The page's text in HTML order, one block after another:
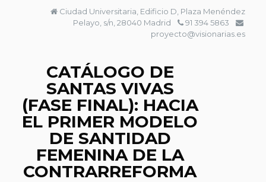
Ciudad Universitaria, Edificio D, Plaza Menéndez
Pelayo, s/n, 28040 Madrid
91 394 5863
proyecto@visionarias.es
CATÁLOGO DE
SANTAS VIVAS
(FASE FINAL): HACIA
EL PRIMER MODELO
DE SANTIDAD
FEMENINA DE LA
CONTRARREFORMA